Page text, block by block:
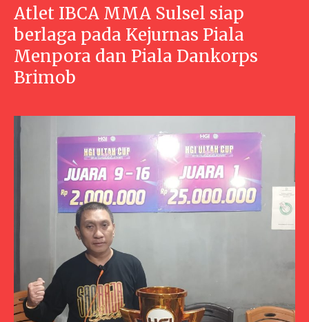
Atlet IBCA MMA Sulsel siap
berlaga pada Kejurnas Piala
Menpora dan Piala Dankorps
Brimob